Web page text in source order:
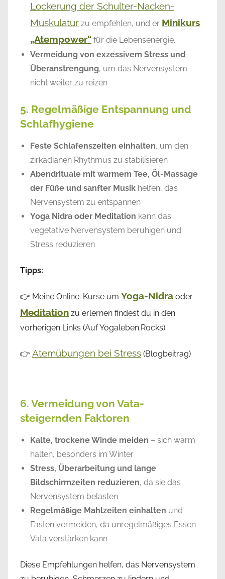
Lockerung der Schulter-Nacken-
Muskulatur zu empfehlen, und er Minikurs
„Atempower“ für die Lebensenergie.
Vermeidung von exzessivem Stress und
Überanstrengung, um das Nervensystem
nicht weiter zu reizen
5. Regelmäßige Entspannung und
Schlafhygiene
Feste Schlafenszeiten einhalten, um den
zirkadianen Rhythmus zu stabilisieren
Abendrituale mit warmem Tee, Öl-Massage
der Füße und sanfter Musik helfen, das
Nervensystem zu entspannen
Yoga Nidra oder Meditation kann das
vegetative Nervensystem beruhigen und
Stress reduzieren
Tipps:
👉 Meine Online-Kurse um Yoga-Nidra oder
Meditation zu erlernen findest du in den
vorherigen Links (Auf Yogaleben.Rocks).
👉 Atemübungen bei Stress (Blogbeitrag)
6. Vermeidung von Vata-
steigernden Faktoren
Kalte, trockene Winde meiden – sich warm
halten, besonders im Winter
Stress, Überarbeitung und lange
Bildschirmzeiten reduzieren, da sie das
Nervensystem belasten
Regelmäßige Mahlzeiten einhalten und
Fasten vermeiden, da unregelmäßiges Essen
Vata verstärken kann
Diese Empfehlungen helfen, das Nervensystem